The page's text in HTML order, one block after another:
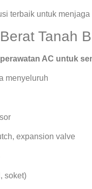
terbaik untuk
Tanah
AC untuk
menyeluruh
expansion valve
soket)